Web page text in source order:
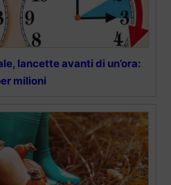
lancette avanti di un’ora:
milioni